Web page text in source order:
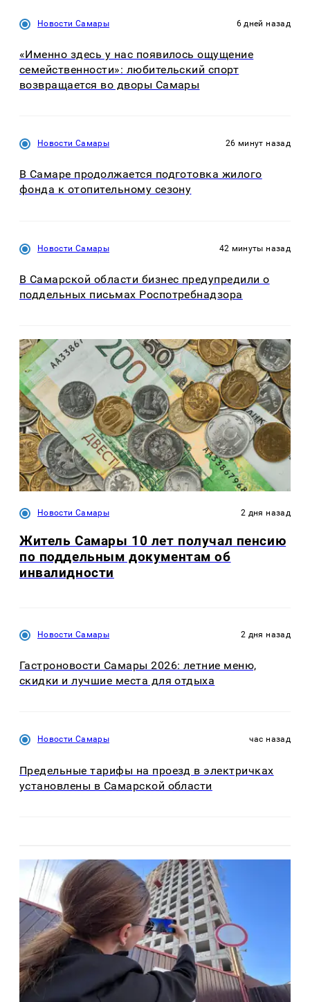
Новости Самары 6 дней назад
«Именно здесь у нас появилось ощущение
семейственности»: любительский спорт
возвращается во дворы Самары
Новости Самары 26 минут назад
В Самаре продолжается подготовка жилого
фонда к отопительному сезону
Новости Самары 42 минуты назад
В Самарской области бизнес предупредили о
поддельных письмах Роспотребнадзора
Новости Самары 2 дня назад
Житель Самары 10 лет получал пенсию
по поддельным документам об
инвалидности
Новости Самары 2 дня назад
Гастроновости Самары 2026: летние меню,
скидки и лучшие места для отдыха
Новости Самары час назад
Предельные тарифы на проезд в электричках
установлены в Самарской области